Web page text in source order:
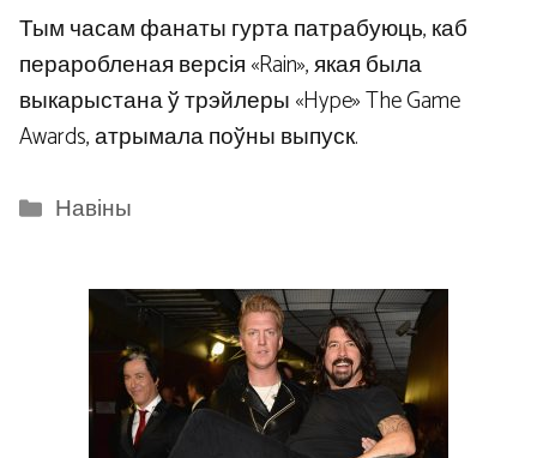
Тым часам фанаты гурта патрабуюць, каб
пераробленая версія «Rain», якая была
выкарыстана ў трэйлеры «Hype» The Game
Awards, атрымала поўны выпуск.
Categories
Навіны